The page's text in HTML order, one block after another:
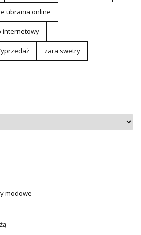
ubrania online
internetowy
zara swetry
modowe